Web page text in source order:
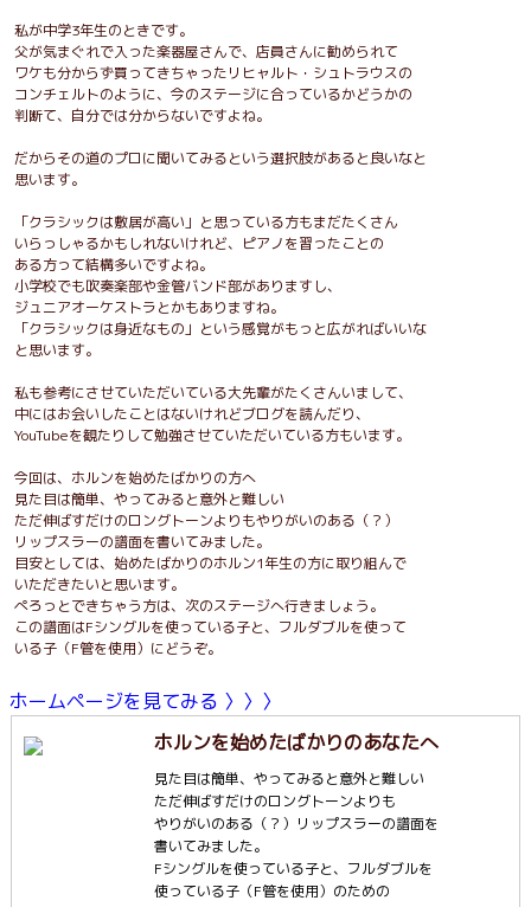
私が中学3年生のときです。
父が気まぐれで入った楽器屋さんで、店員さんに勧められて
ワケも分からず買ってきちゃったリヒャルト・シュトラウスの
コンチェルトのように、今のステージに合っているかどうかの
判断て、自分では分からないですよね。
だからその道のプロに聞いてみるという選択肢があると良いなと
思います。
「クラシックは敷居が高い」と思っている方もまだたくさん
いらっしゃるかもしれないけれど、ピアノを習ったことの
ある方って結構多いですよね。
小学校でも吹奏楽部や金管バンド部がありますし、
ジュニアオーケストラとかもありますね。
「クラシックは身近なもの」という感覚がもっと広がればいいな
と思います。
私も参考にさせていただいている大先輩がたくさんいまして、
中にはお会いしたことはないけれどブログを読んだり、
YouTubeを観たりして勉強させていただいている方もいます。
今回は、ホルンを始めたばかりの方へ
見た目は簡単、やってみると意外と難しい
ただ伸ばすだけのロングトーンよりもやりがいのある（？）
リップスラーの譜面を書いてみました。
目安としては、始めたばかりのホルン1年生の方に取り組んで
いただきたいと思います。
ぺろっとできちゃう方は、次のステージへ行きましょう。
この譜面はFシングルを使っている子と、フルダブルを使って
いる子（F管を使用）にどうぞ。
ホームページを見てみる 〉〉〉
ホルンを始めたばかりのあなたへ
見た目は簡単、やってみると意外と難しい
ただ伸ばすだけのロングトーンよりも
やりがいのある（？）リップスラーの譜面を
書いてみました。
Fシングルを使っている子と、フルダブルを
使っている子（F管を使用）のための